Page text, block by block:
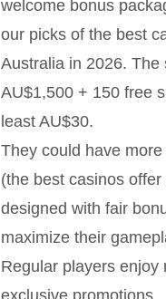
welcome bonus
our picks of the best
Australia in 2026.
AU$1,500 + 150 free
least AU$30.
They could have
(the best casinos
designed with fair
maximize their
Regular players enjoy
exclusive promotions.